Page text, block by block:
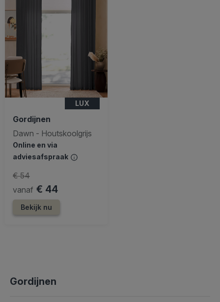
LUX
Gordijnen
Dawn - Houtskoolgrijs
Online en via
adviesafspraak
vanaf € 44
€ 54
Bekijk nu
Gordijnen